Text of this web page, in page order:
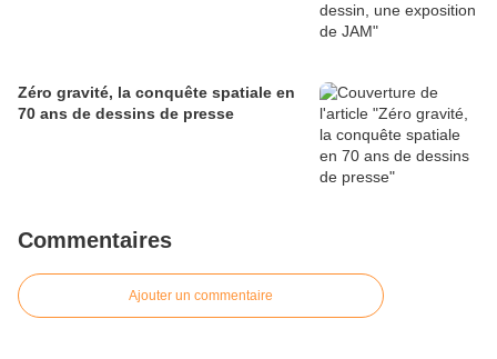
Zéro gravité, la conquête spatiale en
70 ans de dessins de presse
Commentaires
Ajouter un commentaire